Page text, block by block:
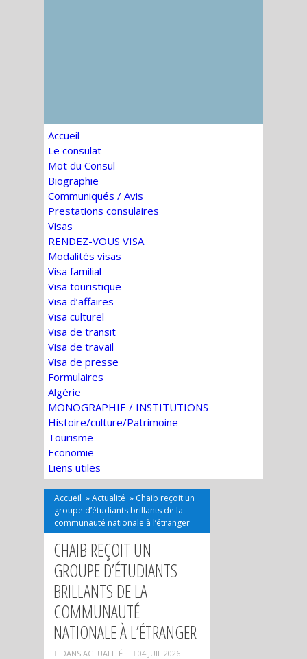
Accueil
Le consulat
Mot du Consul
Biographie
Communiqués / Avis
Prestations consulaires
Visas
RENDEZ-VOUS VISA
Modalités visas
Visa familial
Visa touristique
Visa d’affaires
Visa culturel
Visa de transit
Visa de travail
Visa de presse
Formulaires
Algérie
MONOGRAPHIE / INSTITUTIONS
Histoire/culture/Patrimoine
Tourisme
Economie
Liens utiles
Accueil »Actualité » Chaib reçoit un
groupe d’étudiants brillants de la
communauté nationale à l’étranger
CHAIB REÇOIT UN
GROUPE D’ÉTUDIANTS
BRILLANTS DE LA
COMMUNAUTÉ
NATIONALE À L’ÉTRANGER
DANS ACTUALITÉ 04 JUIL 2026